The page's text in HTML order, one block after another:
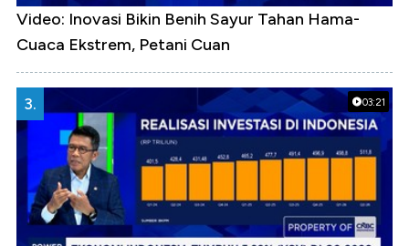
Video: Inovasi Bikin Benih Sayur Tahan Hama-
Cuaca Ekstrem, Petani Cuan
03:21
3.